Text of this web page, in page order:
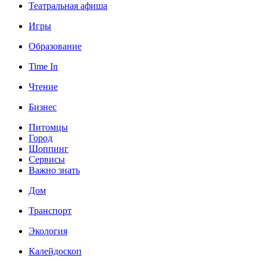
Театральная афиша
Игры
Образование
Time In
Чтение
Бизнес
Питомцы
Город
Шоппинг
Сервисы
Важно знать
Дом
Транспорт
Экология
Калейдоскоп